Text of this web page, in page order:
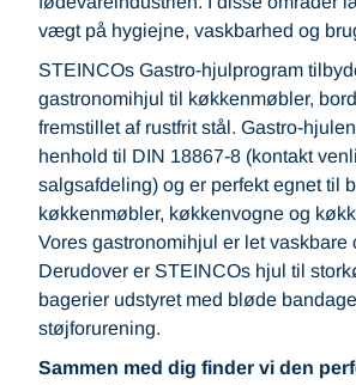
vægt på hygiejne, vaskbarhed og
STEINCOs Gastro-hjulprogram
gastronomihjul til køkkenmøbler,
fremstillet af rustfrit stål. Gastro-
henhold til DIN 18867-8 (kontakt
salgsafdeling) og er perfekt egnet til
køkkenmøbler, køkkenvogne og
Vores gastronomihjul er let vaskbare
Derudover er STEINCOs hjul til
bagerier udstyret med bløde
støjforurening.
Sammen med dig finder vi den